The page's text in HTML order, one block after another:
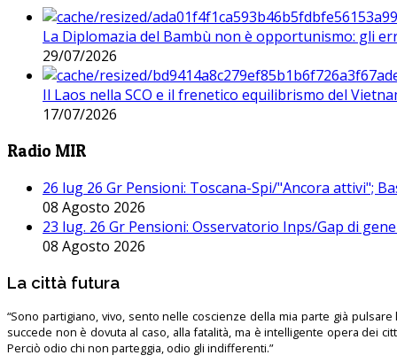
La Diplomazia del Bambù non è opportunismo: gli
29/07/2026
Il Laos nella SCO e il frenetico equilibrismo del
17/07/2026
Radio MIR
26 lug 26 Gr Pensioni: Toscana-Spi/"Ancora attivi";
08 Agosto 2026
23 lug. 26 Gr Pensioni: Osservatorio Inps/Gap di
08 Agosto 2026
La città futura
“Sono partigiano, vivo, sento nelle coscienze della mia parte già pulsare
succede non è dovuta al caso, alla fatalità, ma è intelligente opera dei
Perciò odio chi non parteggia, odio gli indifferenti.”